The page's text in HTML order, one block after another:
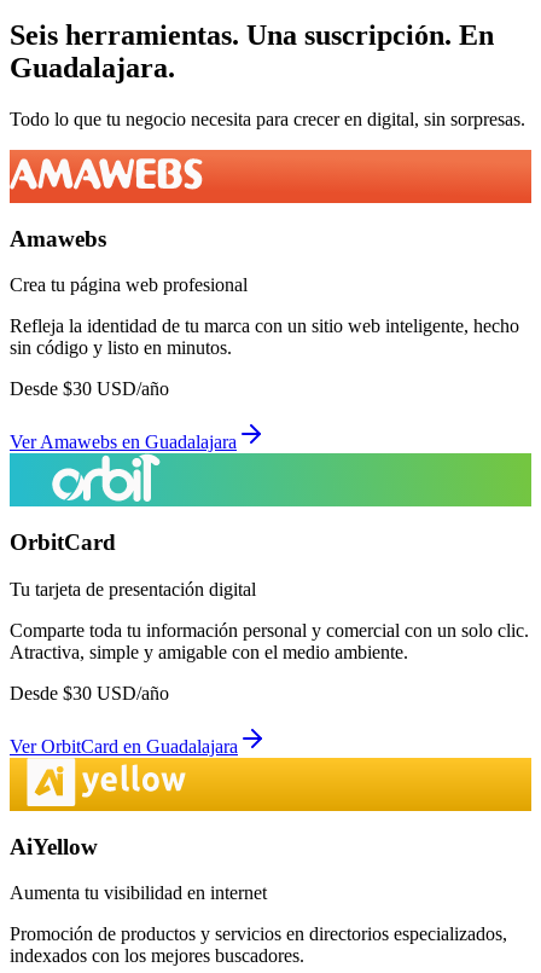
Seis herramientas. Una suscripción. En
Guadalajara.
Todo lo que tu negocio necesita para crecer en digital, sin sorpresas.
Amawebs
Crea tu página web profesional
Refleja la identidad de tu marca con un sitio web inteligente, hecho
sin código y listo en minutos.
Desde $30 USD/año
VerAmawebs en Guadalajara
OrbitCard
Tu tarjeta de presentación digital
Comparte toda tu información personal y comercial con un solo clic.
Atractiva, simple y amigable con el medio ambiente.
Desde $30 USD/año
VerOrbitCard en Guadalajara
AiYellow
Aumenta tu visibilidad en internet
Promoción de productos y servicios en directorios especializados,
indexados con los mejores buscadores.